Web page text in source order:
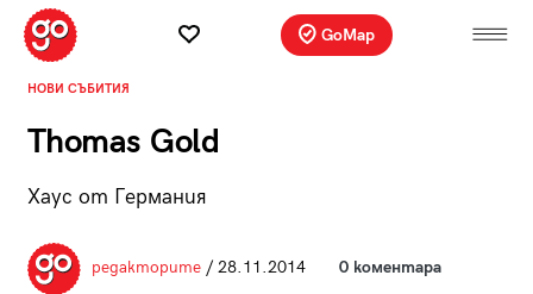
GoMap
НОВИ СЪБИТИЯ
Thomas Gold
Хаус от Германия
редакторите/ 28.11.2014 0 коментара